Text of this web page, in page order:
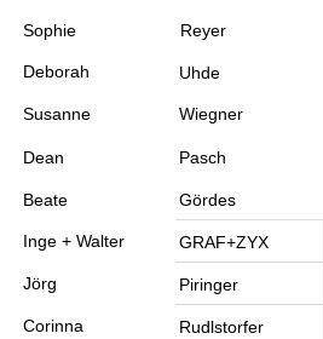
Sophie Reyer
Deborah Uhde
Susanne Wiegner
Dean Pasch
Beate Gördes
Inge + Walter GRAF+ZYX
Jörg Piringer
Corinna Rudlstorfer